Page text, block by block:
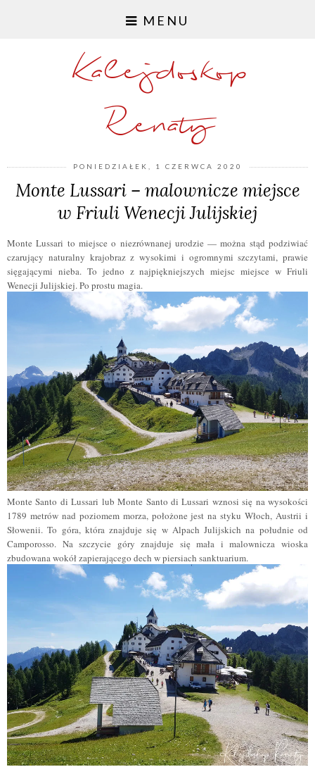
MENU
Kalejdoskop
Renaty
PONIEDZIAŁEK, 1 CZERWCA 2020
Monte Lussari – malownicze miejsce
w Friuli Wenecji Julijskiej
Monte Lussari to miejsce o niezrównanej urodzie — można stąd podziwiać
czarujący naturalny krajobraz z wysokimi i ogromnymi szczytami, prawie
sięgającymi nieba. To jedno z najpiękniejszych miejsc miejsce w Friuli
Wenecji Julijskiej. Po prostu magia.
Monte Santo di Lussari lub Monte Santo di Lussari wznosi się na wysokości
1789 metrów nad poziomem morza, położone jest na styku Włoch, Austrii i
Słowenii. To góra, która znajduje się w Alpach Julijskich na południe od
Camporosso. Na szczycie góry znajduje się mała i malownicza wioska
zbudowana wokół zapierającego dech w piersiach sanktuarium.